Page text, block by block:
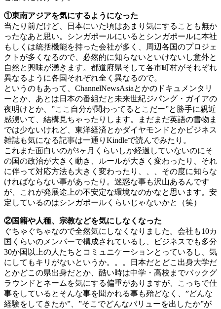
①東南アジアを気にするようになった
当たり前だけど、日本にいた頃はあまり気にすることも無か
ったなあと思い。シンガポールにいるとシンガポールに本社
もしくは統括機能を持った会社が多く、周辺各国のプロジェ
クトが多くなるので、必然的に知らないといけないし意外と
自然と興味が湧きます。都道府県そして各市町村がそれぞれ
異なるように各国それぞれ全く異なるので。
というのもあって、ChannelNewsAsiaとかのドキュメンタリ
ーとか、あとは日本の番組だと未来世紀ジパング・ガイアの
夜明けとか、”ここ自分が関わってるとこだー”と勝手に親近
感湧いて、結構見ちゃったりします。まだまだ英語の書物ま
では少ないけれど、東洋経済とかダイヤモンドとかビジネス
雑誌も気になる記事は一通りKindleで読んでみたり。
これまた面白いのが3ヶ月くらいしか経過していないのにそ
の国の政治が大きく動き、ルールが大きく変わったり、それ
に伴って対応方法も大きく変わったり、、、その度に知らな
ければならない事があったり。迷惑な事も沢山あるんです
が、これが発展途上の不安定な環境なのかなと思います。安
定しているのはシンガポールくらいじゃないかと（笑）
②国籍や人種、宗教などを気にしなくなった
ぐちゃぐちゃなので全然気にしなくなりました。会社も10カ
国くらいのメンバーで構成されているし、ビジネスでも多分
30か国以上の人たちとコミュニケーションとっているし、気
にしてもキリがないというか。。。日本だとどこ出身大学だ
とかどこの県出身だとか、酷い時は中学・高校までバックグ
ラウンドとネームを気にする偏重がありますが、こっちで仕
事をしているとそんな事を聞かれる事も殆どなく、”どんな
経験をしてきたか”、”そこでどんなバリューを出したか”が